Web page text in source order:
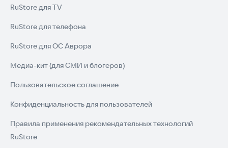
RuStore для TV
RuStore для телефона
RuStore для ОС Аврора
Медиа-кит (для СМИ и блогеров)
Пользовательское соглашение
Конфиденциальность для пользователей
Правила применения рекомендательных технологий
RuStore